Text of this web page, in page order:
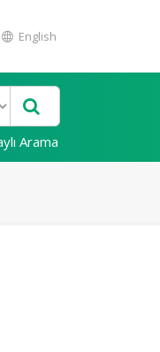
English
Arama